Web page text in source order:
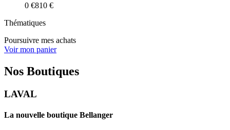
0 €810 €
Thématiques
Poursuivre mes achats
Voir mon panier
Nos Boutiques
LAVAL
La nouvelle boutique Bellanger